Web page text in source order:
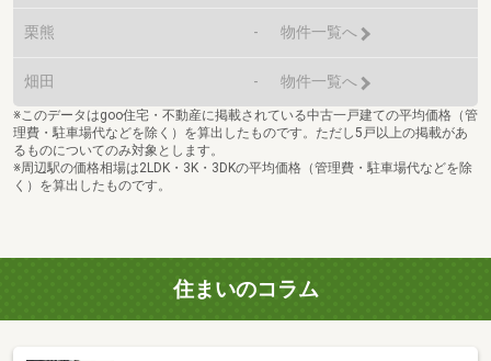
栗熊 - 物件一覧へ
畑田 - 物件一覧へ
※このデータはgoo住宅・不動産に掲載されている中古一戸建ての平均価格（管
理費・駐車場代などを除く）を算出したものです。ただし5戸以上の掲載があ
るものについてのみ対象とします。
※周辺駅の価格相場は2LDK・3K・3DKの平均価格（管理費・駐車場代などを除
く）を算出したものです。
住まいのコラム